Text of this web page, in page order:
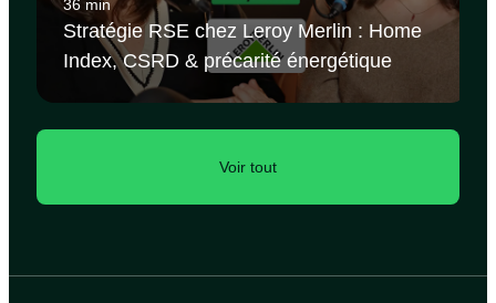
36 min
Stratégie RSE chez Leroy Merlin : Home
Index, CSRD & précarité énergétique
Voir tout